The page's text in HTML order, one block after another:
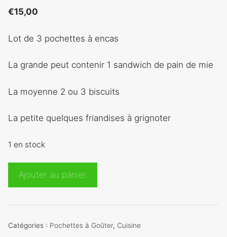
€15,00
Lot de 3 pochettes à encas
La grande peut contenir 1 sandwich de pain de mie
La moyenne 2 ou 3 biscuits
La petite quelques friandises à grignoter
1 en stock
Goûter
Ajouter au panier
Catégories : Pochettes à Goûter, Cuisine